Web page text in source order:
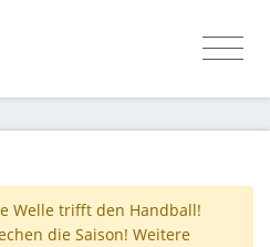
Welle trifft den Handball!
die Saison! Weitere